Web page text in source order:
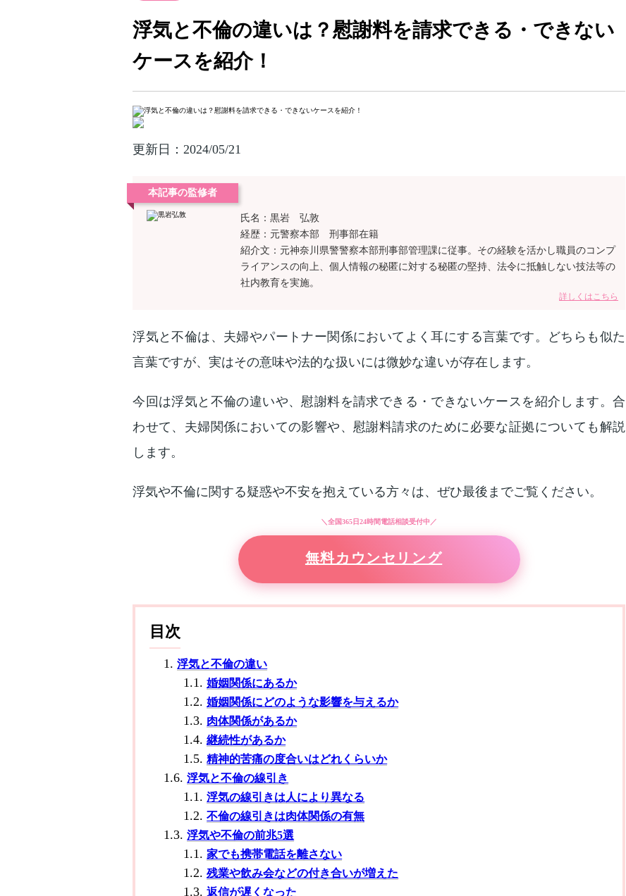
浮気と不倫の違いは？慰謝料を請求できる・できない
ケースを紹介！
更新日：2024/05/21
本記事の監修者
氏名：黒岩 弘敦
経歴：元警察本部 刑事部在籍
紹介文：元神奈川県警警察本部刑事部管理課に従事。その経験を活かし職員のコンプ
ライアンスの向上、個人情報の秘匿に対する秘匿の堅持、法令に抵触しない技法等の
社内教育を実施。
詳しくはこちら
浮気と不倫は、夫婦やパートナー関係においてよく耳にする言葉です。どちらも似た
言葉ですが、実はその意味や法的な扱いには微妙な違いが存在します。
今回は浮気と不倫の違いや、慰謝料を請求できる・できないケースを紹介します。合
わせて、夫婦関係においての影響や、慰謝料請求のために必要な証拠についても解説
します。
浮気や不倫に関する疑惑や不安を抱えている方々は、ぜひ最後までご覧ください。
＼全国365日24時間電話相談受付中／
無料カウンセリング
目次
浮気と不倫の違い
婚姻関係にあるか
婚姻関係にどのような影響を与えるか
肉体関係があるか
継続性があるか
精神的苦痛の度合いはどれくらいか
浮気と不倫の線引き
浮気の線引きは人により異なる
不倫の線引きは肉体関係の有無
浮気や不倫の前兆5選
家でも携帯電話を離さない
残業や飲み会などの付き合いが増えた
返信が遅くなった